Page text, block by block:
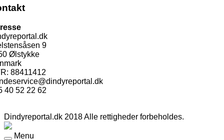
9
Ølstykke
88411412
40 52 22 62
Dindyreportal.dk 2018 Alle rettigheder forbeholdes.
Menu